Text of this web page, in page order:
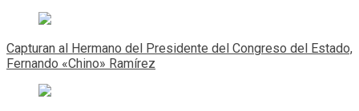
Navegación
de
entradas
Capturan al Hermano del Presidente del Congreso del Estado,
Fernando «Chino» Ramírez